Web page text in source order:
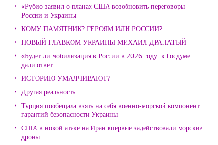
«Рубио заявил о планах США возобновить переговоры
России и Украины
КОМУ ПАМЯТНИК? ГЕРОЯМ ИЛИ РОССИИ?
НОВЫЙ ГЛАВКОМ УКРАИНЫ МИХАИЛ ДРАПАТЫЙ
«Будет ли мобилизация в России в 2026 году: в Госдуме
дали ответ
ИСТОРИЮ УМАЛЧИВАЮТ?
Другая реальность
Турция пообещала взять на себя военно-морской компонент
гарантий безопасности Украины
США в новой атаке на Иран впервые задействовали морские
дроны